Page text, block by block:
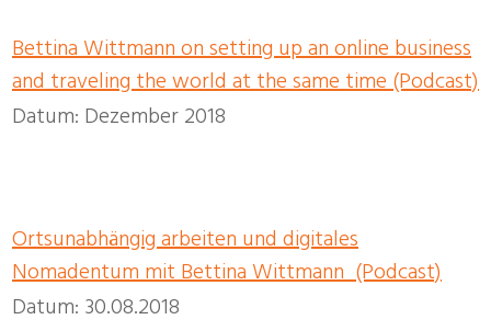
Bettina Wittmann on setting up an online business
and traveling the world at the same time (Podcast)
Datum: Dezember 2018
Ortsunabhängig arbeiten und digitales
Nomadentum mit Bettina Wittmann (Podcast)
Datum: 30.08.2018